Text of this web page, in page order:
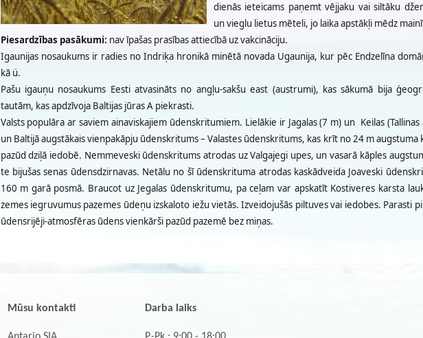
dienās ieteicams paņemt vējjaku vai siltāku
un vieglu lietus mēteli, jo laika apstākļi mēdz
Piesardzības pasākumi: nav īpašas prasības attiecībā uz vakcināciju.
Igaunijas nosaukums ir radies no Indriķa hronikā minētā novada Ugaunija, kur pēc Endzelīna
kā ü.
Pašu igauņu nosaukums Eesti atvasināts no angļu-sakšu east (austrumi), kas sākumā bija
tautām, kas apdzīvoja Baltijas jūras A piekrasti.
Valsts populāra ar saviem ainaviskajiem ūdenskritumiem. Lielākie ir Jagalas (7 m) un Keilas
un Baltijā augstākais vienpakāpju ūdenskritums – Valastes ūdenskritums, kas krīt no 24 m augstuma
pazūd dziļā iedobē. Nemmeveski ūdenskritums atrodas uz Valgajegi upes, un vasarā kāples
te bijušas senas ūdensdzirnavas. Netālu no šī ūdenskrituma atrodas kaskādveida Joaveski
160 m garā posmā. Braucot uz Jegalas ūdenskritumu, pa ceļam var apskatīt Kostiveres karsta
zemes iegruvumus pazemes ūdeņu izskaloto iežu vietās. Izveidojušās piltuves vai iedobes. Parasti
ūdensrijēji-atmosfēras ūdens vienkārši pazūd pazemē bez miņas.
Mūsu kontakti Darba laiks